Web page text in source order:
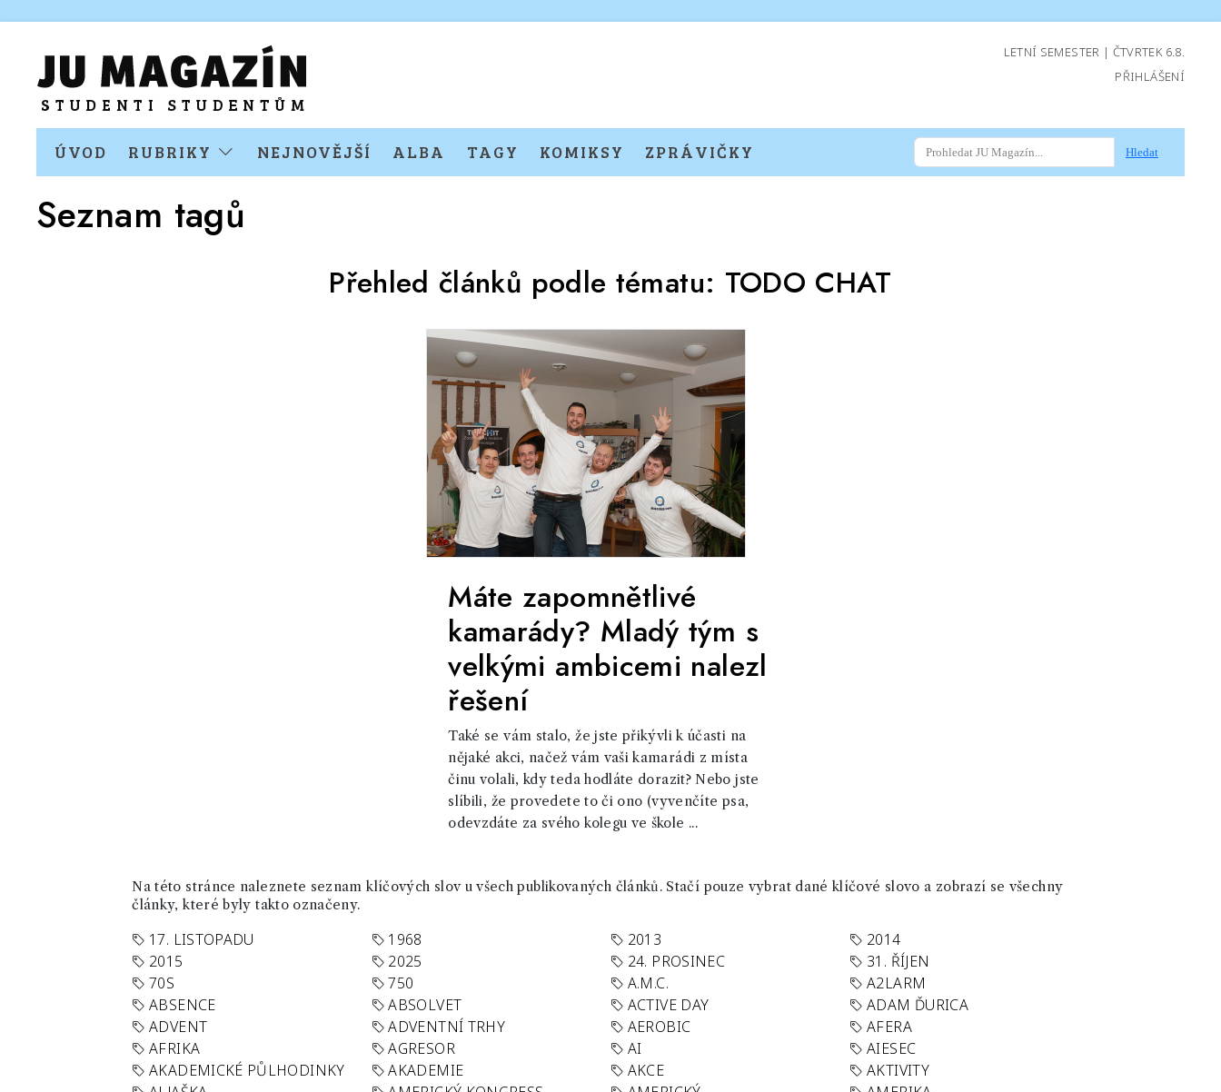
LETNÍ SEMESTER | ČTVRTEK 6.8.
PŘIHLÁŠENÍ
ÚVOD RUBRIKY NEJNOVĚJŠÍ ALBA TAGY KOMIKSY ZPRÁVIČKY Hledat
Seznam tagů
Přehled článků podle tématu: TODO CHAT
Máte zapomnětlivé
kamarády? Mladý tým s
velkými ambicemi nalezl
řešení
Také se vám stalo, že jste přikývli k účasti na
nějaké akci, načež vám vaši kamarádi z místa
činu volali, kdy teda hodláte dorazit? Nebo jste
slíbili, že provedete to či ono (vyvenčíte psa,
odevzdáte za svého kolegu ve škole ...
Na této stránce naleznete seznam klíčových slov u všech publikovaných článků. Stačí pouze vybrat dané klíčové slovo a zobrazí se všechny
články, které byly takto označeny.
17. LISTOPADU 1968 2013
2014
2015
2025 24. PROSINEC
31. ŘÍJEN
70S
750 A.M.C.
A2LARM
ABSENCE
ABSOLVET ACTIVE DAY
ADAM ĎURICA
ADVENT
ADVENTNÍ TRHY AEROBIC
AFERA
AFRIKA
AGRESOR AI
AIESEC
AKADEMICKÉ PŮLHODINKY
AKADEMIE AKCE
AKTIVITY